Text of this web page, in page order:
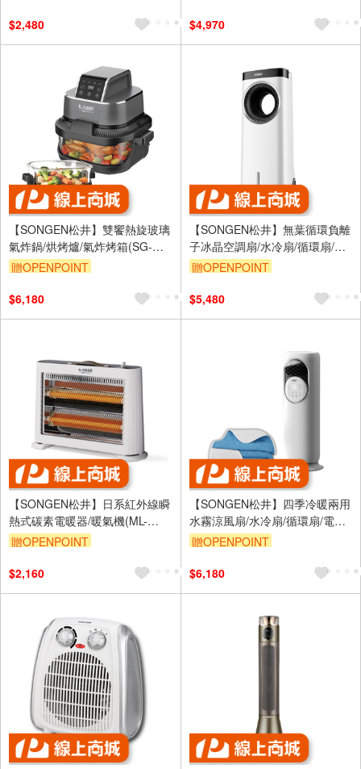
$2,480
$4,970
【SONGEN松井】雙饗熱旋玻璃
氣炸鍋/烘烤爐/氣炸烤箱(SG-
340AF)
贈OPENPOINT
$6,180
【SONGEN松井】無葉循環負離
子冰晶空調扇/水冷扇/循環扇/清
淨機(ZW-221KDY)
贈OPENPOINT
$5,480
【SONGEN松井】日系紅外線瞬
熱式碳素電暖器/暖氣機(ML-
D230TY)
贈OPENPOINT
$2,160
【SONGEN松井】四季冷暖兩用
水霧涼風扇/水冷扇/循環扇/電暖
器(SG-235ACW附石墨烯機能
贈OPENPOINT
$6,180